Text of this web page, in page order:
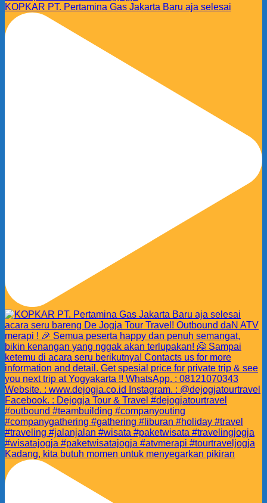
KOPKAR PT. Pertamina Gas Jakarta Baru aja selesai
Kadang, kita butuh momen untuk menyegarkan pikiran